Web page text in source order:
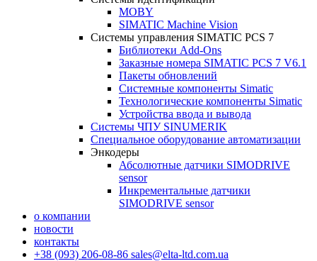
MOBY
SIMATIC Machine Vision
Системы управления SIMATIC PCS 7
Библиотеки Add-Ons
Заказные номера SIMATIC PCS 7 V6.1
Пакеты обновлений
Системные компоненты Simatic
Технологические компоненты Simatic
Устройства ввода и вывода
Системы ЧПУ SINUMERIK
Специальное оборудование автоматизации
Энкодеры
Абсолютные датчики SIMODRIVE
sensor
Инкрементальные датчики
SIMODRIVE sensor
о компании
новости
контакты
+38 (093) 206-08-86 sales@elta-ltd.com.ua